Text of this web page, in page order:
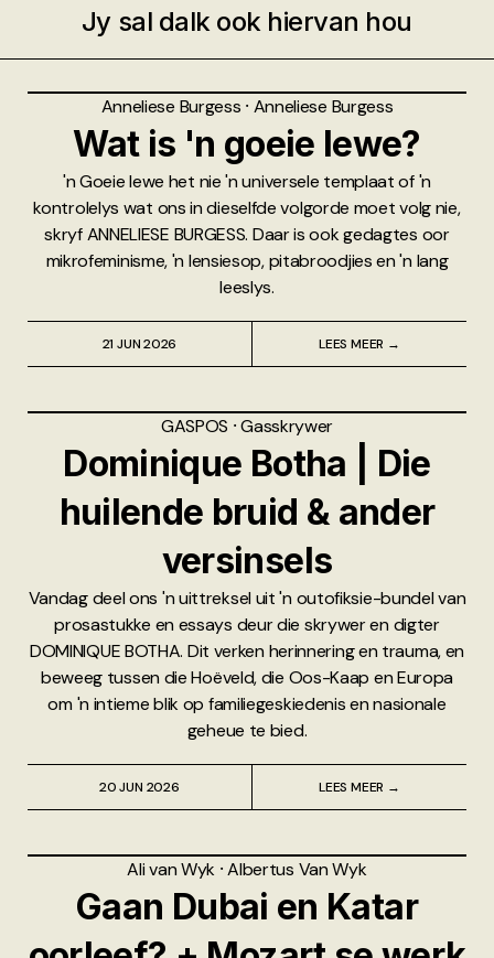
Jy sal dalk ook hiervan hou
Anneliese Burgess ⸱ Anneliese Burgess
Wat is 'n goeie lewe?
'n Goeie lewe het nie 'n universele templaat of 'n
kontrolelys wat ons in dieselfde volgorde moet volg nie,
skryf ANNELIESE BURGESS. Daar is ook gedagtes oor
mikrofeminisme, 'n lensiesop, pitabroodjies en 'n lang
leeslys.
21 JUN 2026 LEES MEER →
GASPOS ⸱Gasskrywer
Dominique Botha | Die
huilende bruid & ander
versinsels
Vandag deel ons 'n uittreksel uit 'n outofiksie-bundel van
prosastukke en essays deur die skrywer en digter
DOMINIQUE BOTHA. Dit verken herinnering en trauma, en
beweeg tussen die Hoëveld, die Oos-Kaap en Europa
om 'n intieme blik op familiegeskiedenis en nasionale
geheue te bied.
20 JUN 2026 LEES MEER →
Ali van Wyk ⸱Albertus Van Wyk
Gaan Dubai en Katar